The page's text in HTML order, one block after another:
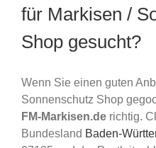
für Markisen /
Shop gesucht?
Wenn Sie einen guten
Sonnenschutz Shop
FM-Markisen.de richtig.
Bundesland Baden-